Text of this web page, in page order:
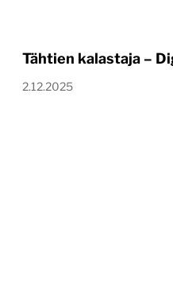
Tähtien kalastaja –
2.12.2025